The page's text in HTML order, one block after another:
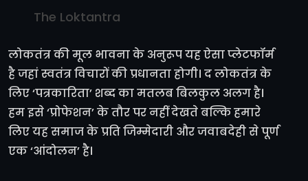
The Loktantra
लोकतंत्र की मूल भावना के अनुरूप यह ऐसा प्लेटफॉर्म
है जहां स्वतंत्र विचारों की प्रधानता होगी। द लोकतंत्र के
लिए ‘पत्रकारिता’ शब्द का मतलब बिलकुल अलग है।
हम इसे ‘प्रोफेशन’ के तौर पर नहीं देखते बल्कि हमारे
लिए यह समाज के प्रति जिम्मेदारी और जवाबदेही से पूर्ण
एक ‘आंदोलन’ है।